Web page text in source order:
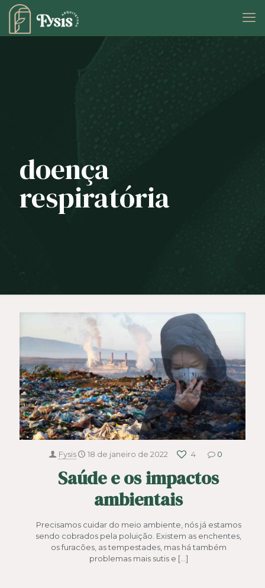
doença
respiratória
Fysis 18 de janeiro de 2022 4 0
Saúde e os impactos
ambientais
Precisamos cuidar do meio ambiente, nós já estamos
sendo cobrados pela poluição. Existem as enchentes,
os furacões, as tempestades, mas há também
problemas mais sutis e […]